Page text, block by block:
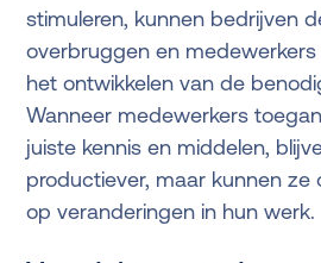
stimuleren, kunnen bedrijven
overbruggen en
het ontwikkelen van de
Wanneer medewerkers
juiste kennis en middelen,
productiever, maar kunnen ze
op veranderingen in hun werk.